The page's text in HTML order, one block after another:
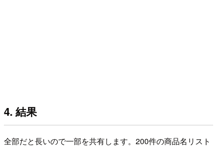
4. 結果
全部だと長いので一部を共有します。200件の商品名リスト